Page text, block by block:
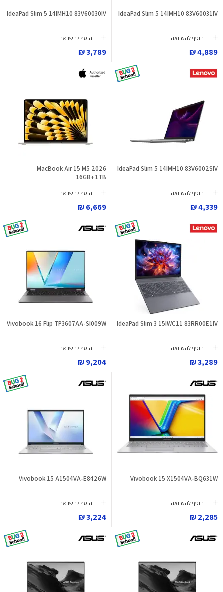
IdeaPad Slim 5 14IMH10 83V60031IV
הוסף להשוואה
4,889 ₪
IdeaPad Slim 5 14IMH10 83V60030IV
הוסף להשוואה
3,789 ₪
IdeaPad Slim 5 14IMH10 83V6002SIV
הוסף להשוואה
4,339 ₪
MacBook Air 15 M5 2026
16GB+1TB
הוסף להשוואה
6,669 ₪
IdeaPad Slim 3 15IWC11 83RR00E1IV
הוסף להשוואה
3,289 ₪
Vivobook 16 Flip TP3607AA-SI009W
הוסף להשוואה
9,204 ₪
Vivobook 15 X1504VA-BQ631W
הוסף להשוואה
2,285 ₪
Vivobook 15 A1504VA-E8426W
הוסף להשוואה
3,224 ₪